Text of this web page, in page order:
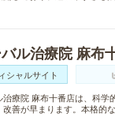
ル治療院 麻布
シャルサイト
治療院 麻布十番店は、科
善が早まります。本格的な